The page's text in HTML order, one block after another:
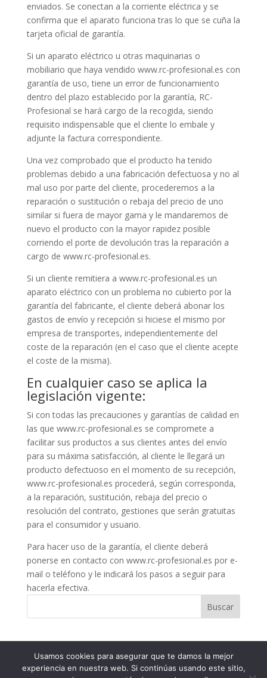
enviados. Se conectan a la corriente eléctrica y se
confirma que el aparato funciona tras lo que se cuña la
tarjeta oficial de garantía.
Si un aparato eléctrico u otras maquinarias o
mobiliario que haya vendido www.rc-profesional.es con
garantía de uso, tiene un error de funcionamiento
dentro del plazo establecido por la garantía, RC-
Profesional se hará cargo de la recogida, siendo
requisito indispensable que el cliente lo embale y
adjunte la factura correspondiente.
Una vez comprobado que el producto ha tenido
problemas debido a una fabricación defectuosa y no al
mal uso por parte del cliente, procederemos a la
reparación o sustitución o rebaja del precio de uno
similar si fuera de mayor gama y le mandaremos de
nuevo el producto con la mayor rapidez posible
corriendo el porte de devolución tras la reparación a
cargo de www.rc-profesional.es.
Si un cliente remitiera a www.rc-profesional.es un
aparato eléctrico con un problema no cubierto por la
garantía del fabricante, el cliente deberá abonar los
gastos de envío y recepción si hiciese el mismo por
empresa de transportes, independientemente del
coste de la reparación (en el caso que el cliente acepte
el coste de la misma).
En cualquier caso se aplica la
legislación vigente:
Si con todas las precauciones y garantías de calidad en
las que www.rc-profesional.es se compromete a
facilitar sus productos a sus clientes antes del envío
para su máxima satisfacción, al cliente le llegará un
producto defectuoso en el momento de su recepción,
www.rc-profesional.es procederá, según corresponda,
a la reparación, sustitución, rebaja del precio o
resolución del contrato, gestiones que serán gratuitas
para el consumidor y usuario.
Para hacer uso de la garantía, el cliente deberá
ponerse en contacto con www.rc-profesional.es por e-
mail o teléfono y le indicará los pasos a seguir para
hacerla efectiva.
Buscar
Usamos cookies para asegurar que te damos la mejor
experiencia en nuestra web. Si continúas usando este sitio,